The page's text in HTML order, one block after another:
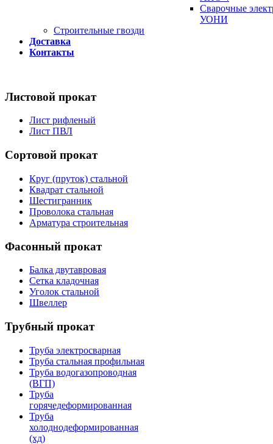
Сварочные
УОНИ
Строительные гвозди
Доставка
Контакты
Листовой прокат
Лист рифленый
Лист ПВЛ
Сортовой прокат
Круг (пруток) стальной
Квадрат стальной
Шестигранник
Проволока стальная
Арматура строительная
Фасонный прокат
Балка двутавровая
Сетка кладочная
Уголок стальной
Швеллер
Трубный прокат
Труба электросварная
Труба стальная профильная
Труба водогазопроводная
(ВГП)
Труба
горячедеформированная
Труба
холоднодеформированная
(хд)